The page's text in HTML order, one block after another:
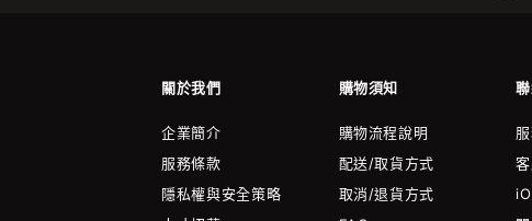
關於我們 購物須知
企業簡介
服務條款
隱私權與安全策略
購物流程說明
配送/取貨方式
取消/退貨方式